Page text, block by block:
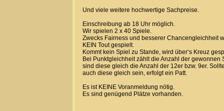
Und viele weitere hochwertige Sachpreise.
Einschreibung ab 18 Uhr möglich.
Wir spielen 2 x 40 Spiele.
Zwecks Fairness und besserer Chancengleichheit
KEIN Tout gespielt.
Kommt kein Spiel zu Stande, wird über‘s Kreuz
Bei Punktgleichheit zählt die Anzahl der gewonnen
sind diese gleich die Anzahl der 12er bzw. 9er.
auch diese gleich sein, erfolgt ein Patt.
Es ist KEINE Voranmeldung nötig.
Es sind genügend Plätze vorhanden.